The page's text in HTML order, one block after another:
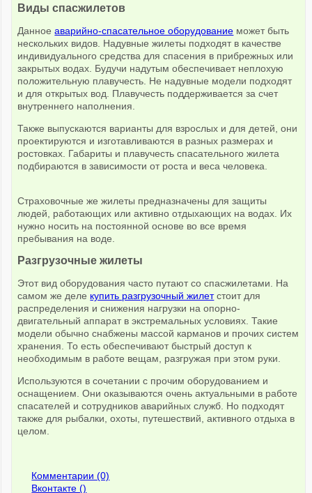
Виды спасжилетов
Данноеаварийно-спасательное оборудование может быть
нескольких видов. Надувные жилеты подходят в качестве
индивидуального средства для спасения в прибрежных или
закрытых водах. Будучи надутым обеспечивает неплохую
положительную плавучесть. Не надувные модели подходят
и для открытых вод. Плавучесть поддерживается за счет
внутреннего наполнения.
Также выпускаются варианты для взрослых и для детей, они
проектируются и изготавливаются в разных размерах и
ростовках. Габариты и плавучесть спасательного жилета
подбираются в зависимости от роста и веса человека.
Страховочные же жилеты предназначены для защиты
людей, работающих или активно отдыхающих на водах. Их
нужно носить на постоянной основе во все время
пребывания на воде.
Разгрузочные жилеты
Этот вид оборудования часто путают со спасжилетами. На
самом же деле купить разгрузочный жилетстоит для
распределения и снижения нагрузки на опорно-
двигательный аппарат в экстремальных условиях. Такие
модели обычно снабжены массой карманов и прочих систем
хранения. То есть обеспечивают быстрый доступ к
необходимым в работе вещам, разгружая при этом руки.
Используются в сочетании с прочим оборудованием и
оснащением. Они оказываются очень актуальными в работе
спасателей и сотрудников аварийных служб. Но подходят
также для рыбалки, охоты, путешествий, активного отдыха в
целом.
Комментарии (0)
Вконтакте ()